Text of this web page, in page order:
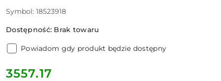
Symbol: 18523918
Dostępność: Brak towaru
Powiadom gdy produkt będzie dostępny
cena:
3557.17